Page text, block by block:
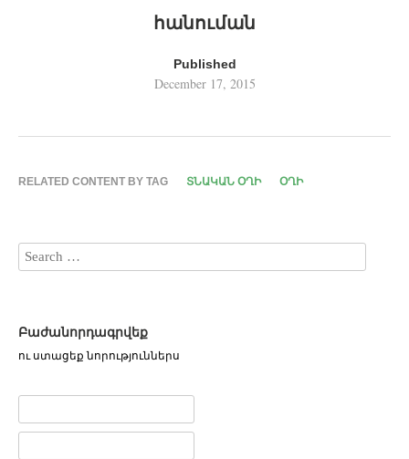
հանուման
Published
December 17, 2015
RELATED CONTENT BY TAG ՏՆԱԿԱՆ ՕՂԻ ՕՂԻ
Բաժանորդագրվեք
ու ստացեք նորություններս